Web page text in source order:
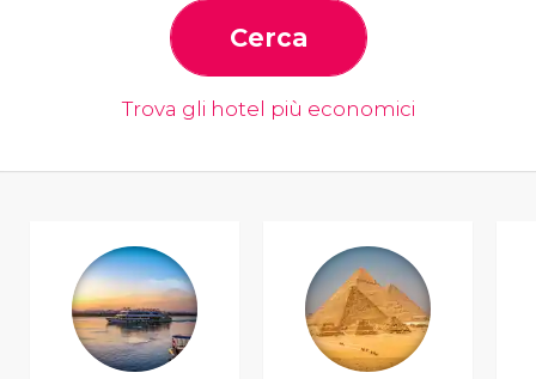
Cerca
Trova gli hotel più economici